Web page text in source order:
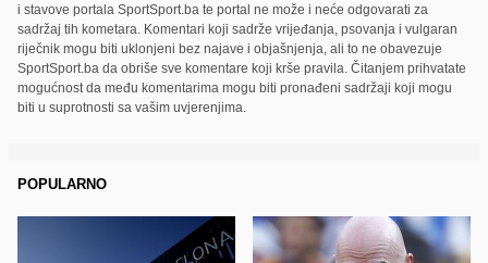
i stavove portala SportSport.ba te portal ne može i neće odgovarati za
sadržaj tih kometara. Komentari koji sadrže vrijeđanja, psovanja i vulgaran
riječnik mogu biti uklonjeni bez najave i objašnjenja, ali to ne obavezuje
SportSport.ba da obriše sve komentare koji krše pravila. Čitanjem prihvatate
mogućnost da među komentarima mogu biti pronađeni sadržaji koji mogu
biti u suprotnosti sa vašim uvjerenjima.
POPULARNO